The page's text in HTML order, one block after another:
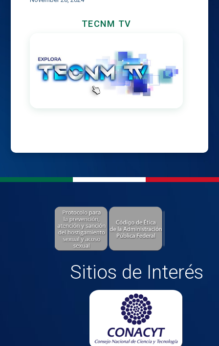
TECNM TV
Sitios de Interés